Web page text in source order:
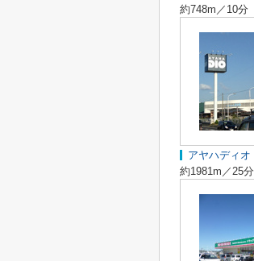
約748m／10分
アヤハディオ
約1981m／25分